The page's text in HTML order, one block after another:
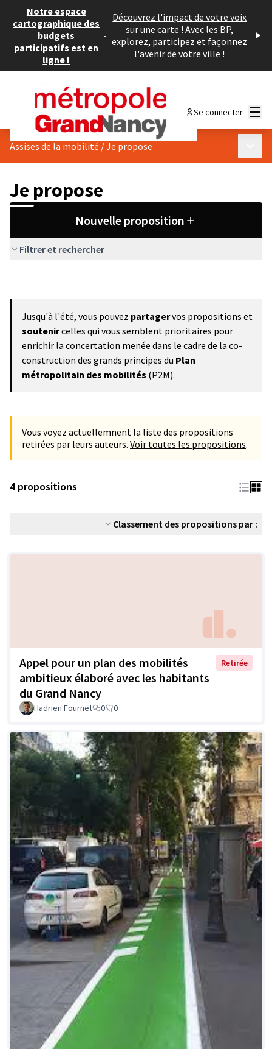
Notre espace
cartographique des
budgets
participatifs est en
ligne !
-
Découvrez l'impact de votre voix
sur une carte ! Avec les BP,
explorez, participez et façonnez
l'avenir de votre ville !
Se connecter
Assises de la mobilité /Je propose
Je propose
Nouvelle proposition
Filtrer et rechercher
Jusqu'à l'été, vous pouvez partagervos propositions et
soutenircelles qui vous semblent prioritaires pour
enrichir la concertation menée dans le cadre de la co-
construction des grands principes du Plan
métropolitain des mobilités (P2M).
Vous voyez actuellemnent la liste des propositions
retirées par leurs auteurs. Voir toutes les propositions.
4 propositions
Classement des propositions par :
Appel pour un plan des mobilités
ambitieux élaboré avec les habitants
du Grand Nancy
Retirée
Hadrien Fournet 0 0